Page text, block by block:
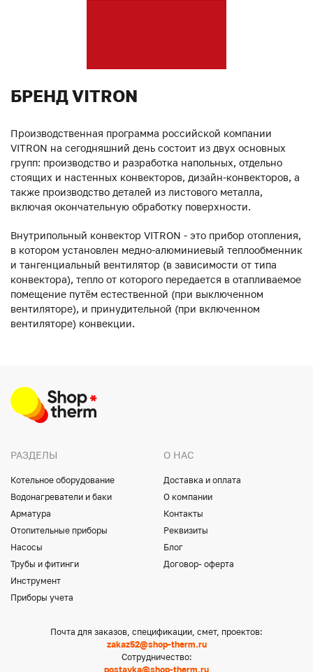
БРЕНД VITRON
Производственная программа российской компании
VITRON на сегодняшний день состоит из двух основных
групп: производство и разработка напольных, отдельно
стоящих и настенных конвекторов, дизайн-конвекторов, а
также производство деталей из листового металла,
включая окончательную обработку поверхности.
Внутрипольный конвектор VITRON - это прибор отопления,
в котором установлен медно-алюминиевый теплообменник
и тангенциальный вентилятор (в зависимости от типа
конвектора), тепло от которого передается в отапливаемое
помещение путём естественной (при выключенном
вентиляторе), и принудительной (при включенном
вентиляторе) конвекции.
РАЗДЕЛЫ
Котельное оборудование
Водонагреватели и баки
Арматура
Отопительные приборы
Насосы
Трубы и фитинги
Инструмент
Приборы учета
О НАС
Доставка и оплата
О компании
Контакты
Реквизиты
Блог
Договор- оферта
Почта для заказов, спецификации, смет, проектов:
zakaz52@shop-therm.ru
Сотрудничество:
postavka@shop-therm.ru